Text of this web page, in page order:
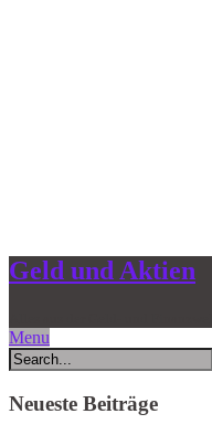
Geld und Aktien
Menu
Neueste Beiträge